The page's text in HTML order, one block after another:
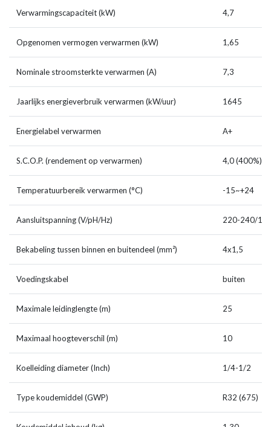
Verwarmingscapaciteit (kW) 4,7
Opgenomen vermogen verwarmen (kW) 1,65
Nominale stroomsterkte verwarmen (A) 7,3
Jaarlijks energieverbruik verwarmen (kW/uur) 1645
Energielabel verwarmen A+
S.C.O.P. (rendement op verwarmen) 4,0 (400%)
Temperatuurbereik verwarmen (°C) -15~+24
Aansluitspanning (V/pH/Hz) 220-240/1/
Bekabeling tussen binnen en buitendeel (mm²) 4x1,5
Voedingskabel buiten
Maximale leidinglengte (m) 25
Maximaal hoogteverschil (m) 10
Koelleiding diameter (Inch) 1/4-1/2
Type koudemiddel (GWP) R32 (675)